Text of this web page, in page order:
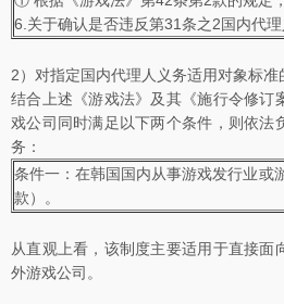
6.关于确认是否违反第31条之2国内代理
2）对指定国内代理人义务适用对象标准
结合上述《游戏法》及其《施行令修订
戏公司同时满足以下两个条件，则依法
务：
条件一：在韩国国内从事游戏发行业或
款）。
从直观上看，该制度主要适用于直接面
外游戏公司。